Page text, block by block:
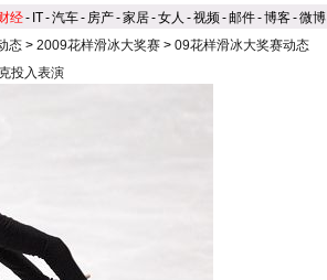
经- IT-汽车- 房产-家居-女人 -视频-邮件-博客-微博
态> 2009花样滑冰大奖赛> 09花样滑冰大奖赛动态
投入表演